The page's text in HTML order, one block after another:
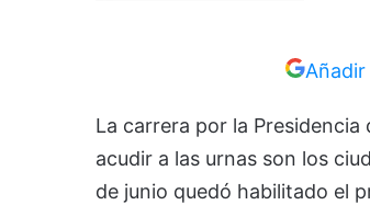
La carrera por la
acudir a las urnas son los
de junio quedó habilitado el